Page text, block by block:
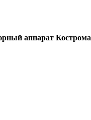
аппарат Кострома